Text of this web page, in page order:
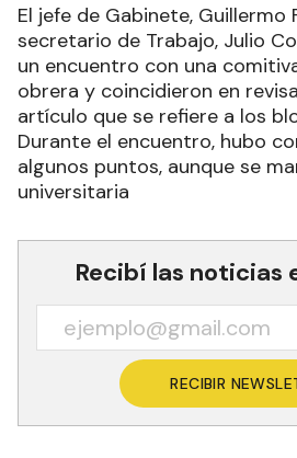
El jefe de Gabinete, Guillermo
secretario de Trabajo, Julio
un encuentro con una
obrera y coincidieron en
artículo que se refiere a los
Durante el encuentro, hubo
algunos puntos, aunque se
universitaria
Recibí las noticias
RECIBIR